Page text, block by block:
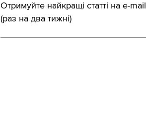
Отримуйте найкращі статті на e-mail
(раз на два тижні)